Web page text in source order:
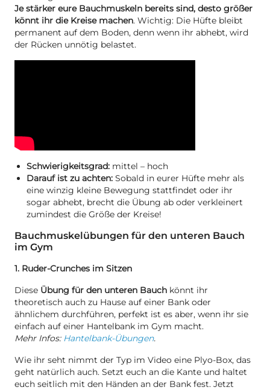
Je stärker eure Bauchmuskeln bereits sind, desto größer
könnt ihr die Kreise machen. Wichtig: Die Hüfte bleibt
permanent auf dem Boden, denn wenn ihr abhebt, wird
der Rücken unnötig belastet.
Schwierigkeitsgrad: mittel – hoch
Darauf ist zu achten: Sobald in eurer Hüfte mehr als
eine winzig kleine Bewegung stattfindet oder ihr
sogar abhebt, brecht die Übung ab oder verkleinert
zumindest die Größe der Kreise!
Bauchmuskelübungen für den unteren Bauch
im Gym
1. Ruder-Crunches im Sitzen
Diese Übung für den unteren Bauch könnt ihr
theoretisch auch zu Hause auf einer Bank oder
ähnlichem durchführen, perfekt ist es aber, wenn ihr sie
einfach auf einer Hantelbank im Gym macht.
Mehr Infos: Hantelbank-Übungen.
Wie ihr seht nimmt der Typ im Video eine Plyo-Box, das
geht natürlich auch. Setzt euch an die Kante und haltet
euch seitlich mit den Händen an der Bank fest. Jetzt